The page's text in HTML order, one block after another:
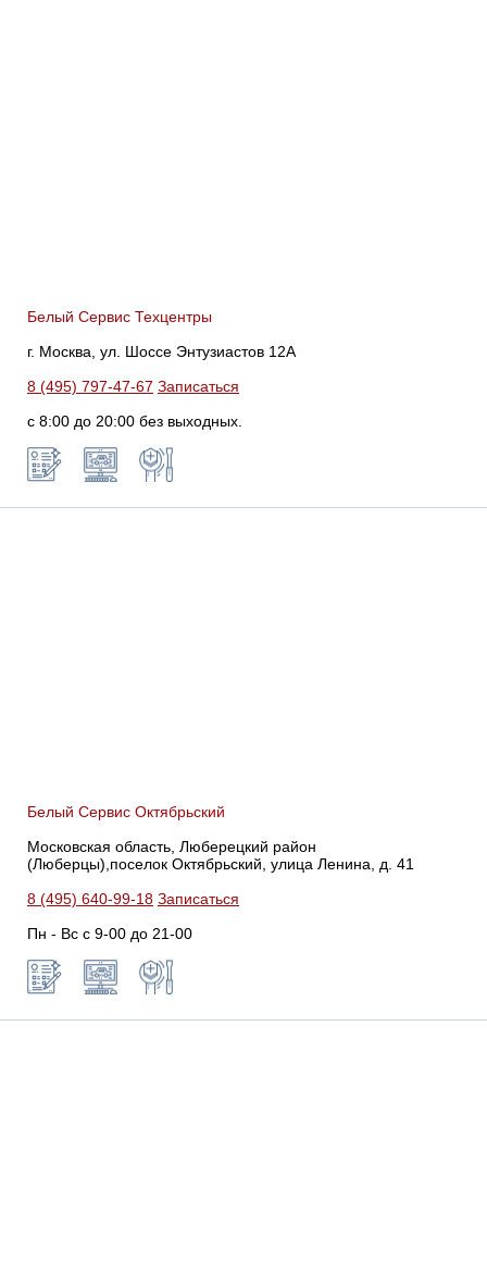
Белый Сервис Техцентры
г. Москва, ул. Шоссе Энтузиастов 12А
8 (495) 797-47-67 Записаться
с 8:00 до 20:00 без выходных.
Белый Сервис Октябрьский
Московская область, Люберецкий район
(Люберцы),поселок Октябрьский, улица Ленина, д. 41
8 (495) 640-99-18 Записаться
Пн - Вс с 9-00 до 21-00